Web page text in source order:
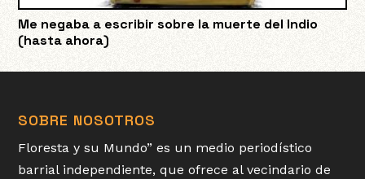
Me negaba a escribir sobre la muerte del Indio
(hasta ahora)
SOBRE NOSOTROS
Floresta y su Mundo” es un medio periodístico
barrial independiente, que ofrece al vecindario de